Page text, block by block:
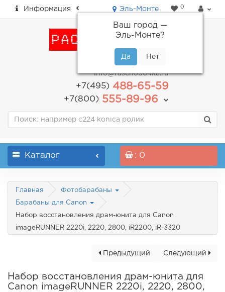
Информация Эль-Монте
Ваш город —
Эль-Монте?
0
пн-пт: с 9.00 до 18.00
info@raschodo4ka.ru
+7(495)488-65-59
+7(800)555-89-96
Каталог : 0
Главная Фотобарабаны
Барабаны для Canon
Набор восстановления драм-юнита для Canon
imageRUNNER 2220i, 2220, 2800, iR2200, iR-3320
Следующий
Предыдущий
Набор восстановления драм-юнита для
Canon imageRUNNER 2220i, 2220, 2800,